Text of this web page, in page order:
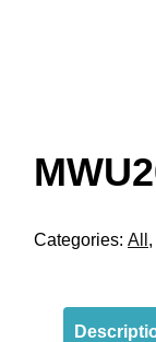
Categories: All ,